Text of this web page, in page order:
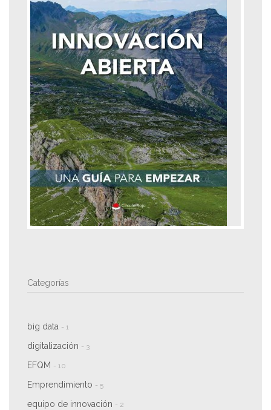
Categorías
big data - 1
digitalización - 3
EFQM - 10
Emprendimiento - 5
equipo de innovación - 2